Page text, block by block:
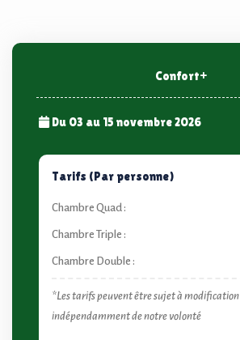
Confort+
Du 03 au 15 novembre 2026
Tarifs (Par personne)
Chambre Quad :
Chambre Triple :
Chambre Double :
*Les tarifs peuvent être sujet à modification
indépendamment de notre volonté